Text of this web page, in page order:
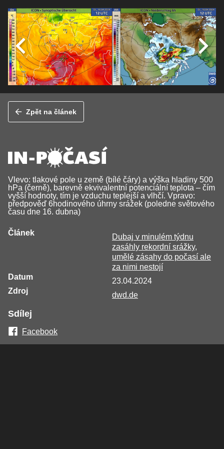
Zpět na článek
Vlevo: tlakové pole u země (bílé čáry) a výška hladiny 500
hPa (černě), barevně ekvivalentní potenciální teplota – čím
vyšší hodnoty, tím je vzduchu teplejší a vlhčí. Vpravo:
předpověď 6hodinového úhrny srážek (poledne světového
času dne 16. dubna)
Článek
Dubaj v minulém týdnu
zasáhly rekordní srážky,
umělé zásahy do počasí ale
za nimi nestojí
Datum
23.04.2024
Zdroj
dwd.de
Sdílej
Facebook